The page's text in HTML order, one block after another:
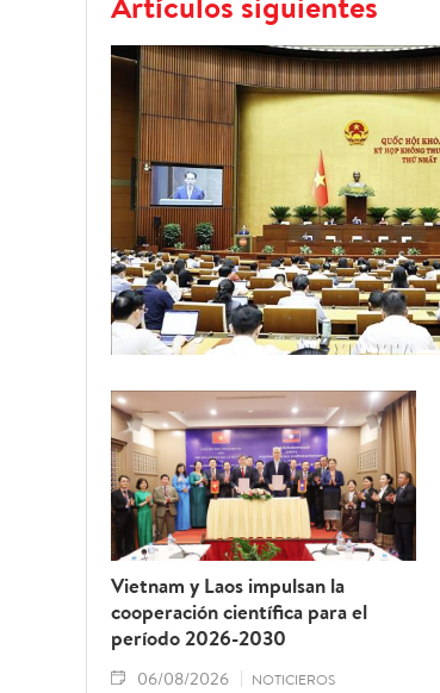
Vietnam y Laos impulsan la
cooperación científica para el
período 2026-2030
06/08/2026 NOTICIEROS